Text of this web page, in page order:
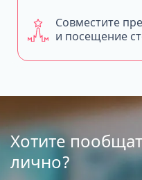
Совместите
и посещение
Хотите
лично?